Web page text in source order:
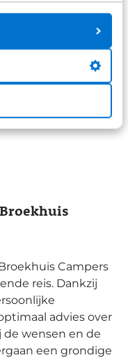
Campers
reis. Dankzij
advies over
wensen en de
een grondige